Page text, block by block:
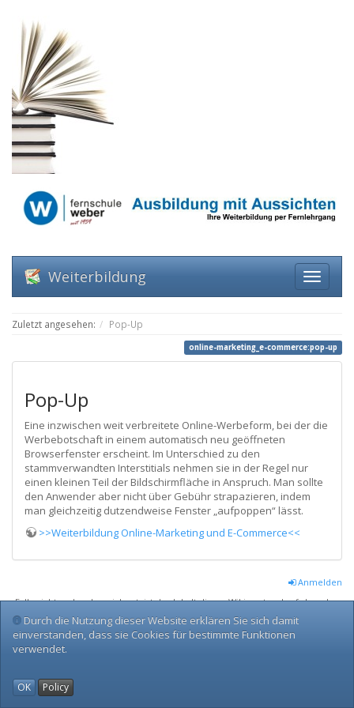
Weiterbildung
Zuletzt angesehen: Pop-Up
online-marketing_e-commerce:pop-up
Pop-Up
Eine inzwischen weit verbreitete Online-Werbeform, bei der die
Werbebotschaft in einem automatisch neu geöffneten
Browserfenster erscheint. Im Unterschied zu den
stammverwandten Interstitials nehmen sie in der Regel nur
einen kleinen Teil der Bildschirmfläche in Anspruch. Man sollte
den Anwender aber nicht über Gebühr strapazieren, indem
man gleichzeitig dutzendweise Fenster „aufpoppen“ lässt.
>>Weiterbildung Online-Marketing und E-Commerce<<
Anmelden
Falls nicht anders bezeichnet, ist der Inhalt dieses Wikis unter der folgenden
Lizenz veröffentlicht:
CC Attribution-Share Alike 3.0 Unported
Durch die Nutzung dieser Website erklären Sie sich damit
einverstanden, dass sie Cookies für bestimmte Funktionen
verwendet.
OK Policy